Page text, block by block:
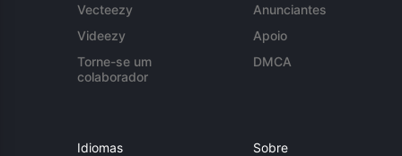
Vecteezy
Videezy
Torne-se um
colaborador
Anunciantes
Apoio
DMCA
Idiomas Sobre